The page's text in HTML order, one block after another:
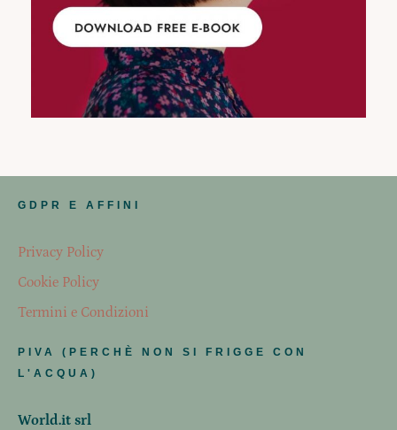
GDPR E AFFINI
Privacy Policy
Cookie Policy
Termini e Condizioni
PIVA (PERCHÈ NON SI FRIGGE CON
L'ACQUA)
World.it srl